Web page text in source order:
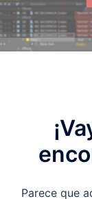
Parece que